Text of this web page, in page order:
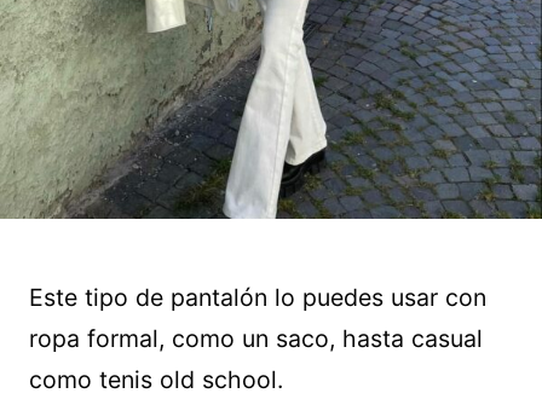
Este tipo de pantalón lo puedes usar con
ropa formal, como un saco, hasta casual
como tenis old school.